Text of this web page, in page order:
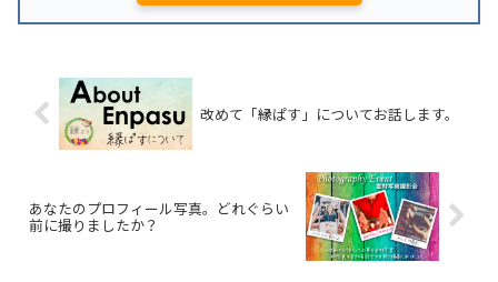
改めて「縁ぱす」についてお話します。
あなたのプロフィール写真。どれぐらい
前に撮りましたか？